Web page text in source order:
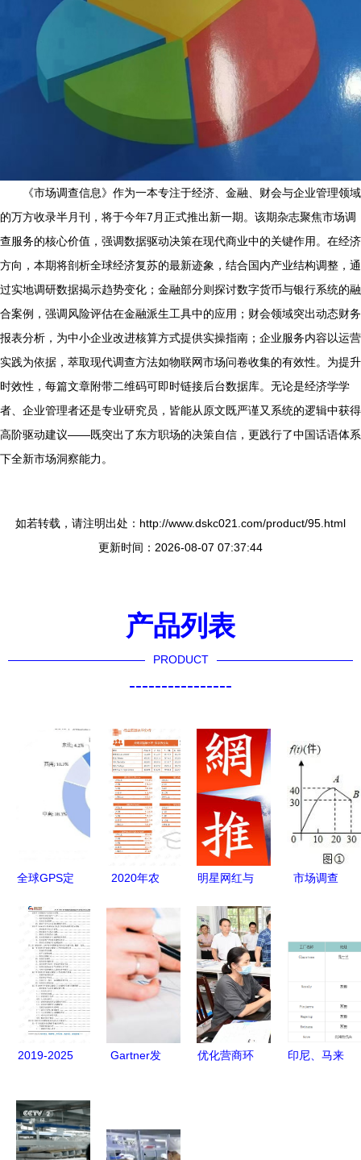
《市场调查信息》作为一本专注于经济、金融、财会与企业管理领域
的万方收录半月刊，将于今年7月正式推出新一期。该期杂志聚焦市场调
查服务的核心价值，强调数据驱动决策在现代商业中的关键作用。在经济
方向，本期将剖析全球经济复苏的最新迹象，结合国内产业结构调整，通
过实地调研数据揭示趋势变化；金融部分则探讨数字货币与银行系统的融
合案例，强调风险评估在金融派生工具中的应用；财会领域突出动态财务
报表分析，为中小企业改进核算方式提供实操指南；企业服务内容以运营
实践为依据，萃取现代调查方法如物联网市场问卷收集的有效性。为提升
时效性，每篇文章附带二维码可即时链接后台数据库。无论是经济学学
者、企业管理者还是专业研究员，皆能从原文既严谨又系统的逻辑中获得
高阶驱动建议——既突出了东方职场的决策自信，更践行了中国话语体系
下全新市场洞察能力。
如若转载，请注明出处：http://www.dskc021.com/product/95.html
更新时间：2026-08-07 07:37:44
产品列表
PRODUCT
----------------
全球GPS定
查 2021年
销售额达
8093.2亿元
行业增长动
力与未来趋
2020年农
服务行业食
品工业米领
域行业分析
报告 市场
.pdf
明星网红与
动 百万粉
丝自媒体推
广服务市场
调查分析报
告
市场调查
销量与销售
2019-2025
服务行业市
场深度调研
与战略发展
Gartner发
球服务器市
场调查报告
优化营商环
印尼、马来